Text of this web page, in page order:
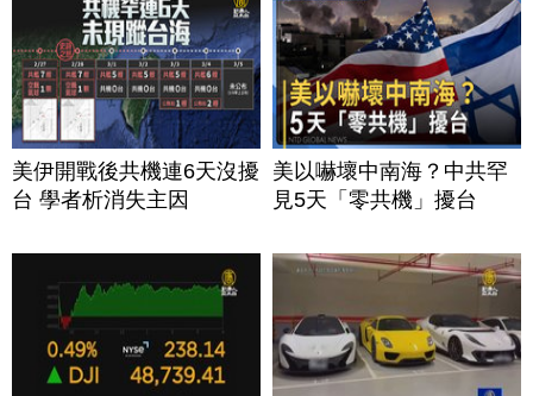
美伊開戰後共機連6天沒擾
台 學者析消失主因
美以嚇壞中南海？中共罕
見5天「零共機」擾台